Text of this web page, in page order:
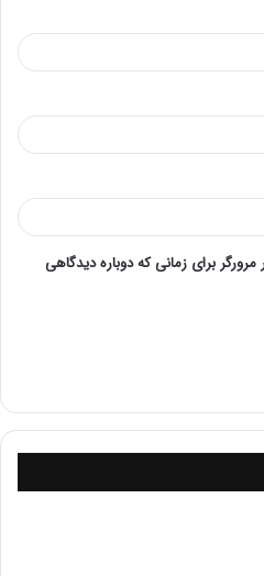
عملکرد اتاق سرور
مصرف برق
در بهینه‌سازی مصرف برق
برای زمانی که دوباره دیدگاهی